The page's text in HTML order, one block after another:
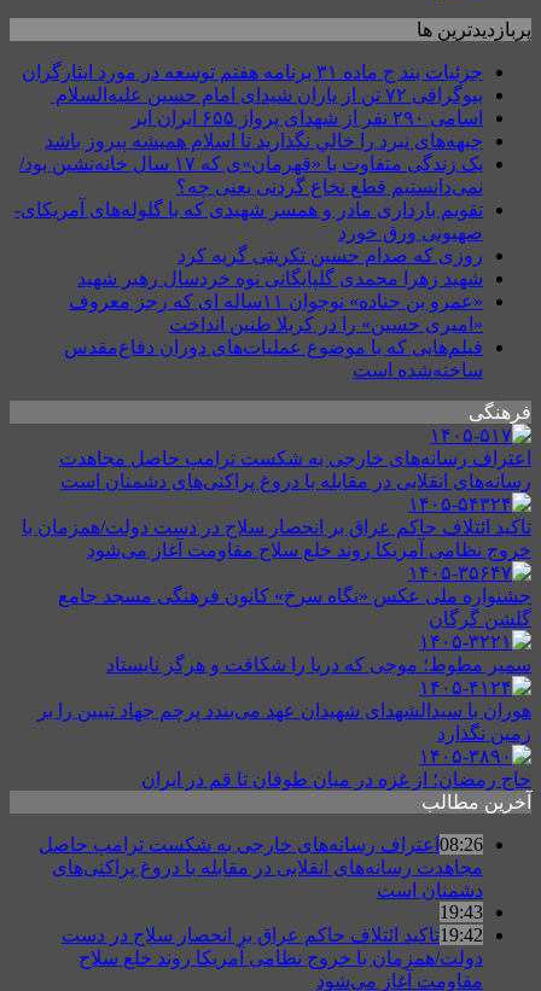
پربازدیدترین ها
جزئیات بند ج ماده ۳۱ برنامه هفتم توسعه در مورد ایثارگران
بیوگرافی ۷۲ تن از یاران شیدای امام حسین علیه‌السلام
اسامی ۲۹۰ نفر از شهدای پرواز ۶۵۵ ایران ایر
جبهه‌های نبرد را خالي نگذاريد تا اسلام هميشه پيروز باشد
یک زندگی متفاوت با «قهرمان»ی که ۱۷ سال خانه‌نشین بود/
نمی‌دانستیم قطع نخاع گردنی یعنی چه؟
تقویم بارداری مادر و همسر شهیدی که با گلوله‌های آمریکای-
صهیونی ورق خورد
روزی که صدام حسین تکریتی گریه کرد
شهید زهرا محمدی گلپایگانی نوه خردسال رهبر شهید
«عمرو بن جناده» نوجوان ۱۱ساله ای که رجز معروف
«امیری حسین» را در کربلا طنین انداخت
فیلم‌هایی که با موضوع عملیات‌های دوران دفاع‌مقدس
ساخته‌شده است
فرهنگی
اعتراف رسانه‌های خارجی به شکست ترامپ حاصل مجاهدت
رسانه‌های انقلابی در مقابله با دروغ پراکنی‌های دشمنان است
تاکید ائتلاف حاکم عراق بر انحصار سلاح در دست دولت/همزمان با
خروج نظامی آمریکا روند خلع سلاح مقاومت آغاز می‌شود
جشنواره ملی عکس «نگاه سرخ» کانون فرهنگی مسجد جامع
گلشن گرگان
سمیر مطوط؛ موجی که دریا را شکافت و هرگز نایستاد
هوران با سیدالشهدای شهیدان عهد می‌بندد پرچم جهاد تبیین را بر
زمین نگذارد
حاج رمضان؛ از غزه در میان طوفان تا قم در ایران
آخرین مطالب
08:26 اعتراف رسانه‌های خارجی به شکست ترامپ حاصل
مجاهدت رسانه‌های انقلابی در مقابله با دروغ پراکنی‌های
دشمنان است
19:43
19:42تاکید ائتلاف حاکم عراق بر انحصار سلاح در دست
دولت/همزمان با خروج نظامی آمریکا روند خلع سلاح
مقاومت آغاز می‌شود